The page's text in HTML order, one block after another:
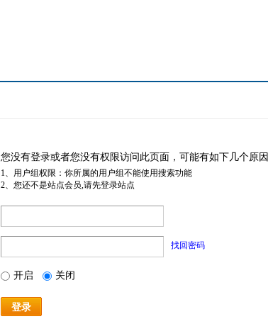
您没有登录或者您没有权限访问此页面，可能有如下几个原因
1、用户组权限：你所属的用户组不能使用搜索功能
2、您还不是站点会员,请先登录站点
找回密码
开启 关闭
登录